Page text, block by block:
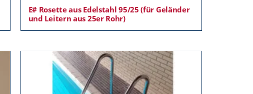
E# Rosette aus Edelstahl 95/25 (für Geländer
und Leitern aus 25er Rohr)